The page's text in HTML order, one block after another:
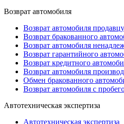
Возврат автомобиля
Возврат автомобиля продавцу
Возврат бракованного
Возврат автомобиля
Возврат гарантийного
Возврат кредитного
Возврат автомобиля
Обмен бракованного
Возврат автомобиля с
Автотехническая экспертиза
Автотехническая экспертиза